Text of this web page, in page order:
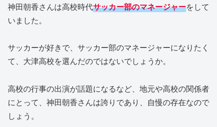
神田朝香さんは高校時代サッカー部のマネージャーをして
いました。
サッカーが好きで、サッカー部のマネージャーになりたく
て、大津高校を選んだのではないでしょうか。
高校の行事の出演が話題になるなど、地元や高校の関係者
にとって、神田朝香さんは誇りであり、自慢の存在なので
しょう。